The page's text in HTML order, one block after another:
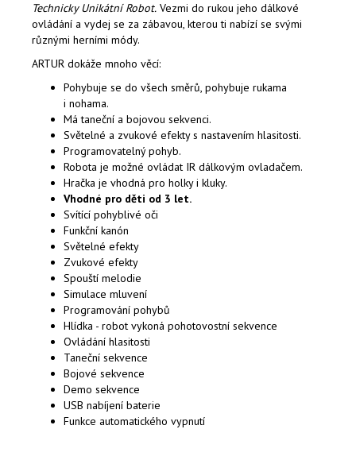
Technicky Unikátní Robot. Vezmi do rukou jeho dálkové
ovládání a vydej se za zábavou, kterou ti nabízí se svými
různými herními módy.
ARTUR dokáže mnoho věcí:
Pohybuje se do všech směrů, pohybuje rukama
i nohama.
Má taneční a bojovou sekvenci.
Světelné a zvukové efekty s nastavením hlasitosti.
Programovatelný pohyb.
Robota je možné ovládat IR dálkovým ovladačem.
Hračka je vhodná pro holky i kluky.
Vhodné pro děti od 3 let.
Svítící pohyblivé oči
Funkční kanón
Světelné efekty
Zvukové efekty
Spouští melodie
Simulace mluvení
Programování pohybů
Hlídka - robot vykoná pohotovostní sekvence
Ovládání hlasitosti
Taneční sekvence
Bojové sekvence
Demo sekvence
USB nabíjení baterie
Funkce automatického vypnutí